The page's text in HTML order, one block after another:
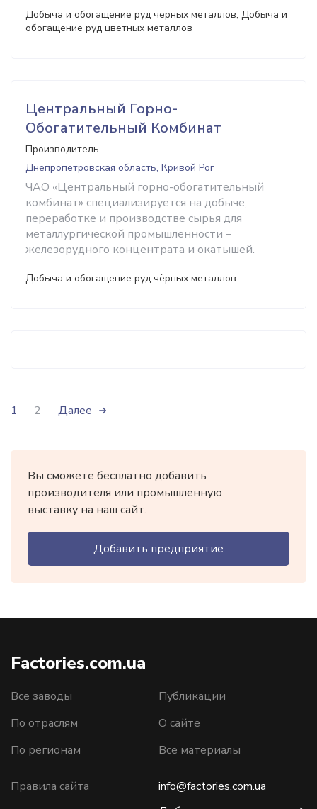
Добыча и обогащение руд чёрных металлов, Добыча и
обогащение руд цветных металлов
Центральный Горно-
Обогатительный Комбинат
Производитель
Днепропетровская область, Кривой Рог
ЧАО «Центральный горно-обогатительный
комбинат» специализируется на добыче,
переработке и производстве сырья для
металлургической промышленности –
железорудного концентрата и окатышей.
Добыча и обогащение руд чёрных металлов
1 2 Далее
Вы сможете бесплатно добавить
производителя или промышленную
выставку на наш сайт.
Добавить предприятие
Factories.com.ua
Все заводы
По отраслям
По регионам
Публикации
О сайте
Все материалы
Правила сайта
info@factories.com.ua